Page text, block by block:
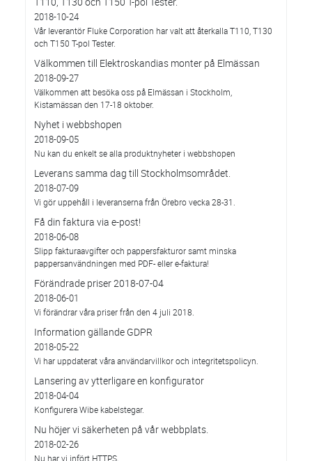
2018-10-24
Vår leverantör Fluke Corporation har valt att återkalla T110, T130
och T150 T-pol Tester.
Välkommen till Elektroskandias monter på Elmässan
2018-09-27
Välkommen att besöka oss på Elmässan i Stockholm,
Kistamässan den 17-18 oktober.
Nyhet i webbshopen
2018-09-05
Nu kan du enkelt se alla produktnyheter i webbshopen
Leverans samma dag till Stockholmsområdet.
2018-07-09
Vi gör uppehåll i leveranserna från Örebro vecka 28-31.
Få din faktura via e-post!
2018-06-08
Slipp fakturaavgifter och pappersfakturor samt minska
pappersanvändningen med PDF- eller e-faktura!
Förändrade priser 2018-07-04
2018-06-01
Vi förändrar våra priser från den 4 juli 2018.
Information gällande GDPR
2018-05-22
Vi har uppdaterat våra användarvillkor och integritetspolicyn.
Lansering av ytterligare en konfigurator
2018-04-04
Konfigurera Wibe kabelstegar.
Nu höjer vi säkerheten på vår webbplats.
2018-02-26
Nu har vi infört HTTPS.